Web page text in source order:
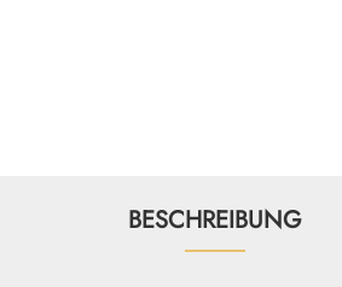
BESCHREIBUNG